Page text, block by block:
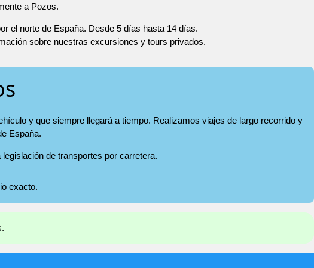
a Pozos.
el norte de España. Desde 5 días hasta 14 días.
sobre nuestras excursiones y tours privados.
y que siempre llegará a tiempo. Realizamos viajes de largo recorrido y
España.
de transportes por carretera.
exacto.